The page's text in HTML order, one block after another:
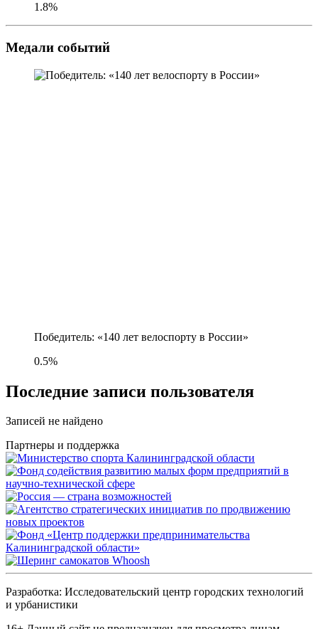
1.8%
Медали событий
Победитель: «140 лет велоспорту в России»
0.5%
Последние записи пользователя
Записей не найдено
Партнеры и поддержка
Разработка: Исследовательский центр городских технологий
и урбанистики